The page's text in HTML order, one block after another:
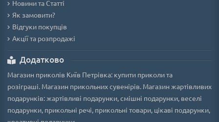
Новини та Статті
Як замовити?
Відгуки покупців
Акції та розпродажі
Додатково
Магазин приколів Київ Петрівка: купити приколи та
розіграші. Магазин прикольних сувенірів. Магазин жартівливих
подарунків: жартівливі подарунки, смішні подарунки, веселі
подарунки, прикольні речі, прикольні товари, цікаві подарунки,